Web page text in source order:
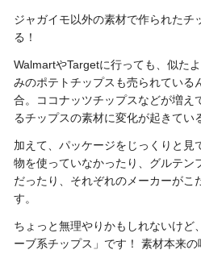
ジャガイモ以外の素材で作られたチ
る！
WalmartやTargetに行っても、似た
みのポテトチップスも売られている
合。ココナッツチップスなどが増え
るチップスの素材に変化が起きてい
加えて、パッケージをじっくりと見
物を使っていなかったり、グルテン
だったり、それぞれのメーカーがこ
す。
ちょっと無理やりかもしれないけど
ーブ系チップス」です！ 素材本来